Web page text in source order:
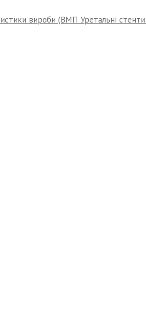
вироби (ВМП Уретальні стенти